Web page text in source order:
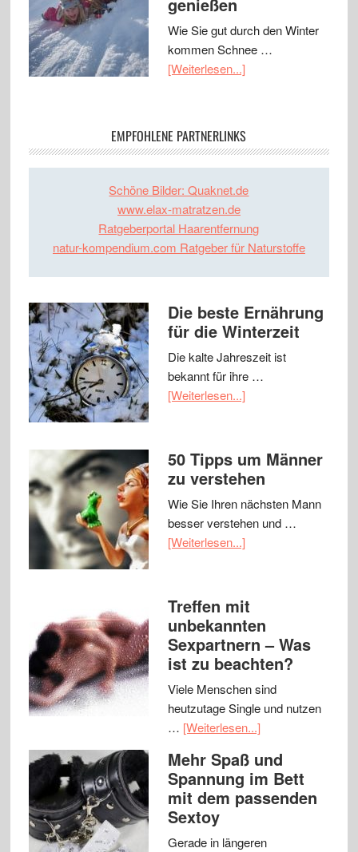
Wie Sie gut durch den Winter
kommen Schnee …
[Weiterlesen...]
EMPFOHLENE PARTNERLINKS
Schöne Bilder: Quaknet.de
www.elax-matratzen.de
Ratgeberportal Haarentfernung
natur-kompendium.com Ratgeber für Naturstoffe
Die beste Ernährung
für die Winterzeit
Die kalte Jahreszeit ist
bekannt für ihre …
[Weiterlesen...]
50 Tipps um Männer
zu verstehen
Wie Sie Ihren nächsten Mann
besser verstehen und …
[Weiterlesen...]
Treffen mit
unbekannten
Sexpartnern – Was
ist zu beachten?
Viele Menschen sind
heutzutage Single und nutzen
… [Weiterlesen...]
Mehr Spaß und
Spannung im Bett
mit dem passenden
Sextoy
Gerade in längeren